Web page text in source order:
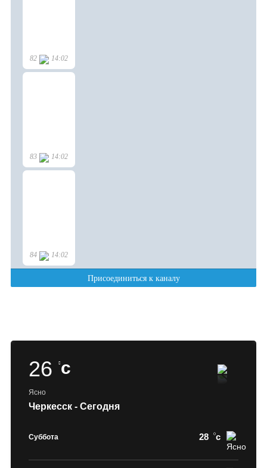
26 c
Ясно
Черкесск - Сегодня
Суббота 28 c